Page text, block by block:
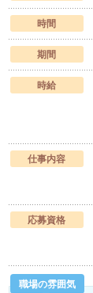
時間
期間
時給
仕事内容
応募資格
職場の雰囲気